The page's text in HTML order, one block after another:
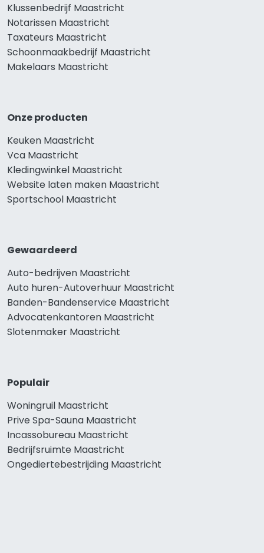
Klussenbedrijf Maastricht
Notarissen Maastricht
Taxateurs Maastricht
Schoonmaakbedrijf Maastricht
Makelaars Maastricht
Onze producten
Keuken Maastricht
Vca Maastricht
Kledingwinkel Maastricht
Website laten maken Maastricht
Sportschool Maastricht
Gewaardeerd
Auto-bedrijven Maastricht
Auto huren-Autoverhuur Maastricht
Banden-Bandenservice Maastricht
Advocatenkantoren Maastricht
Slotenmaker Maastricht
Populair
Woningruil Maastricht
Prive Spa-Sauna Maastricht
Incassobureau Maastricht
Bedrijfsruimte Maastricht
Ongediertebestrijding Maastricht